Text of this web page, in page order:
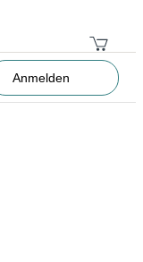
Anmelden